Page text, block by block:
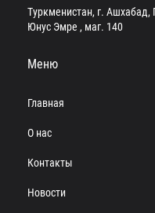
Туркменистан, г. Ашхабад,
Юнус Эмре , маг. 140
Меню
Главная
О нас
Контакты
Новости